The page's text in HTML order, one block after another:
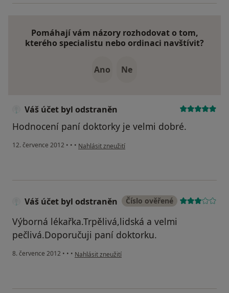
Pomáhají vám názory rozhodovat o tom,
kterého specialistu nebo ordinaci navštívit?
Ano Ne
Váš účet byl odstraněn
Hodnocení paní doktorky je velmi dobré.
12. července 2012 • • • podle názoru uživatele Váš účet byl odstraněn
Nahlásit zneužití
Váš účet byl odstraněn Číslo ověřené
Výborná lékařka.Trpělivá,lidská a velmi
pečlivá.Doporučuji paní doktorku.
8. července 2012 • • • podle názoru uživatele Váš účet byl odstraněn
Nahlásit zneužití